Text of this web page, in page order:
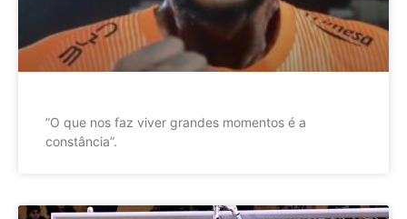
”O que nos faz viver grandes momentos é a
constância”.